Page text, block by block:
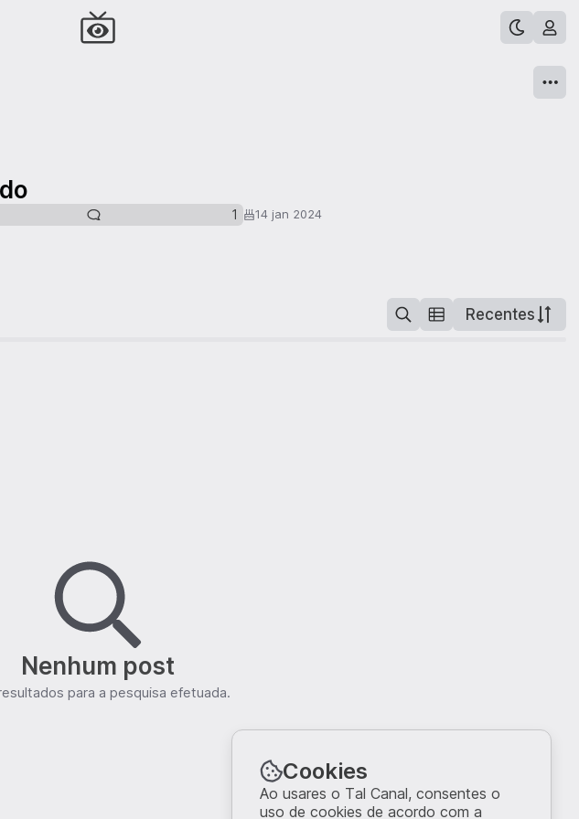
1 14 jan 2024
Recentes
Nenhum post
para a pesquisa efetuada.
Cookies
Ao usares o Tal Canal, consentes o
uso de cookies de acordo com a